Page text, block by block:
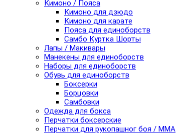
Кимоно / Пояса
Кимоно для дзюдо
Кимоно для карате
Пояса для единоборств
Самбо Куртка Шорты
Лапы / Макивары
Манекены для единоборств
Наборы для единоборств
Обувь для единоборств
Боксерки
Борцовки
Самбовки
Одежда для бокса
Перчатки боксерские
Перчатки для рукопашног боя / ММА